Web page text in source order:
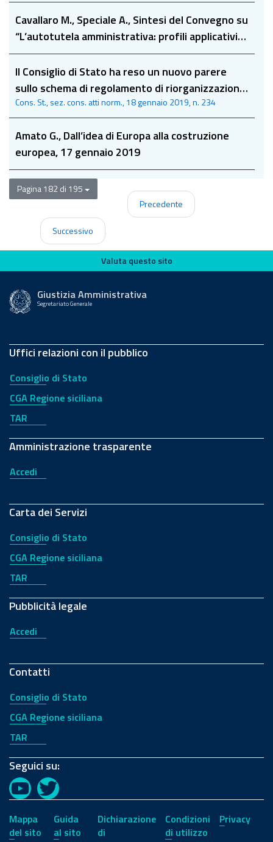
Cavallaro M., Speciale A., Sintesi del Convegno su
“L’autotutela amministrativa: profili applicativi
ed esperienze a confronto”, 21 gennaio 2019
Il Consiglio di Stato ha reso un nuovo parere
sullo schema di regolamento di riorganizzazione
del Ministero delle politiche agricole, alimentari,
forestali e del turismo alla luce delle
osservazioni del Consiglio di Stato sull'originario
schema di regolamento
Cons. St., sez. cons. atti norm., 18 gennaio 2019, n. 234
Amato G., Dall’idea di Europa alla costruzione
europea, 17 gennaio 2019
Pagina 182 di 195
Precedente
Successivo
Valuta questo sito
Valuta questo sito
Giustizia Amministrativa
Segretariato Generale
Uffici relazioni con il pubblico
Consiglio di Stato
CGA Regione siciliana
TAR
Amministrazione trasparente
Accedi
Carta dei Servizi
Consiglio di Stato
CGA Regione siciliana
TAR
Pubblicità legale
Accedi
Contatti
Consiglio di Stato
CGA Regione siciliana
TAR
Seguici su:
YouTubeTwitter
Mappa
del sito
Guida
al sito
Dichiarazione
di
Condizioni
di utilizzo
Privacy